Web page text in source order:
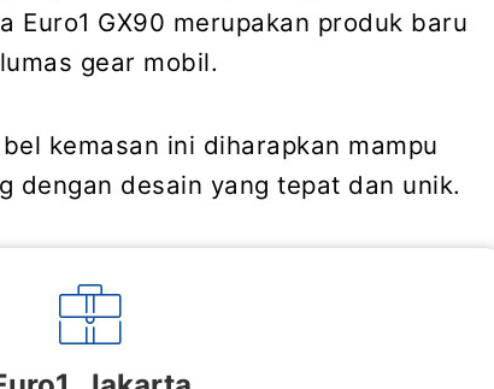
Euro1 GX90 merupakan produk baru
gear mobil.
kemasan ini diharapkan mampu
dengan desain yang tepat dan unik.